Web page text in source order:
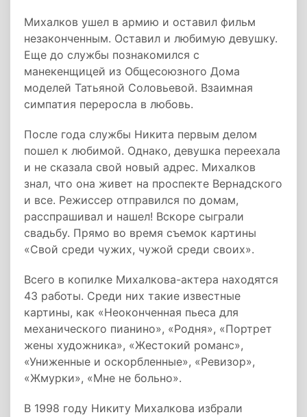
Михалков ушел в армию и оставил фильм
незаконченным. Оставил и любимую девушку.
Еще до службы познакомился с
манекенщицей из Общесоюзного Дома
моделей Татьяной Соловьевой. Взаимная
симпатия переросла в любовь.
После года службы Никита первым делом
пошел к любимой. Однако, девушка переехала
и не сказала свой новый адрес. Михалков
знал, что она живет на проспекте Вернадского
и все. Режиссер отправился по домам,
расспрашивал и нашел! Вскоре сыграли
свадьбу. Прямо во время съемок картины
«Свой среди чужих, чужой среди своих».
Всего в копилке Михалкова-актера находятся
43 работы. Среди них такие известные
картины, как «Неоконченная пьеса для
механического пианино», «Родня», «Портрет
жены художника», «Жестокий романс»,
«Униженные и оскорбленные», «Ревизор»,
«Жмурки», «Мне не больно».
В 1998 году Никиту Михалкова избрали